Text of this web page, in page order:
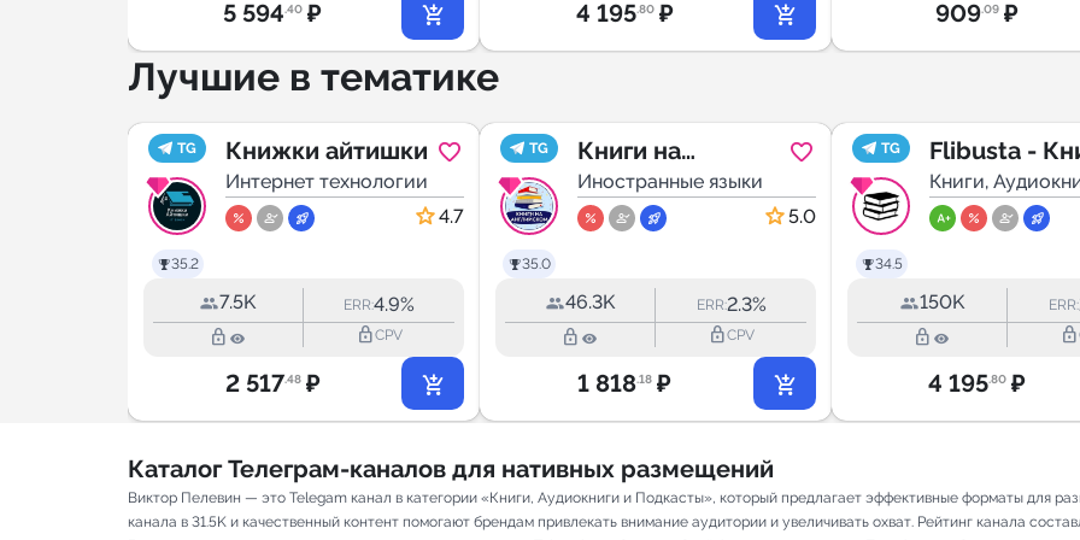
5 594.40 ₽ 4 195.80 ₽ 909.09 ₽
Лучшие в тематике
TG
35.2
Книжки айтишки
Интернет технологии
4.7
7.5K ERR:4.9%
lock_outline lock_outlineCPV
2 517.48 ₽
TG
35.0
Книги на
английском |
Аудиокниги
Иностранные языки
5.0
46.3K ERR:2.3%
lock_outline lock_outlineCPV
1 818.18 ₽
TG
34.5
Flibusta -
Аудиокниги
Книги,
Подкасты
150K ERR:
lock_outline lock_outline
4 195.80 ₽
Каталог Телеграм-каналов для нативных размещений
Виктор Пелевин — это Telegam канал в категории «Книги, Аудиокниги и Подкасты», который предлагает эффективные форматы для
канала в 31.5K и качественный контент помогают брендам привлекать внимание аудитории и увеличивать охват. Рейтинг канала